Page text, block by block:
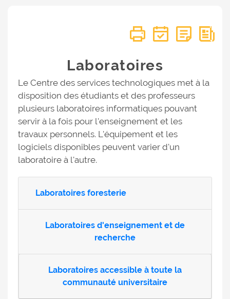
Laboratoires
Le Centre des services technologiques met à la
disposition des étudiants et des professeurs
plusieurs laboratoires informatiques pouvant
servir à la fois pour l'enseignement et les
travaux personnels. L'équipement et les
logiciels disponibles peuvent varier d'un
laboratoire à l'autre.
Laboratoires foresterie
Laboratoires d'enseignement et de
recherche
Laboratoires accessible à toute la
communauté universitaire